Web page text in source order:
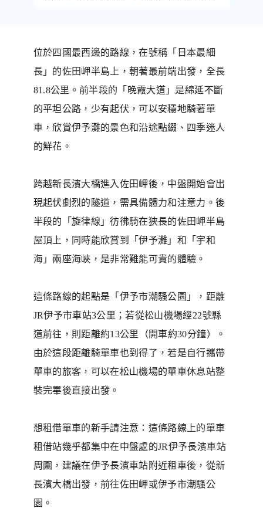
位於四國最西邊的路線，在號稱「日本最細
長」的佐田岬半島上，朝著最前端出發，全長
81.8公里。前半段的「晚霞大道」是綿延不斷
的平坦公路，少有起伏，可以安穩地騎著單
車，欣賞伊予灘的景色和沿途點綴、四季迷人
的鮮花。
跨越新長濱大橋進入佐田岬後，中盤開始會出
現起伏劇烈的隧道，需具備體力和注意力。後
半段的「旋律線」彷彿騎在狹長的佐田岬半島
屋頂上，同時能欣賞到「伊予灘」和「宇和
海」兩座海峽，是非常難能可貴的體驗。
這條路線的起點是「伊予市潮騷公園」，距離
JR伊予市車站3公里；若從松山機場經22號縣
道前往，則距離約13公里（開車約30分鐘）。
由於這段距離騎單車也到得了，若是自行攜帶
單車的旅客，可以在松山機場的單車休息站整
裝完畢後直接出發。
想租借單車的新手請注意：這條路線上的單車
租借站幾乎都集中在中盤處的JR伊予長濱車站
周圍，建議在伊予長濱車站附近租車後，從新
長濱大橋出發，前往佐田岬或伊予市潮騷公
園。